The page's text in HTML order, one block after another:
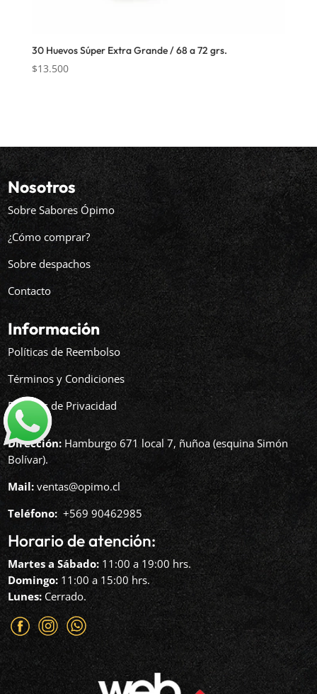
30 Huevos Súper Extra Grande / 68 a 72 grs.
$13.500
Nosotros
Sobre Sabores Ópimo
¿Cómo comprar?
Sobre despachos
Contacto
Información
Políticas de Reembolso
Términos y Condiciones
Políticas de Privacidad
Dirección: Hamburgo 671 local 7, ñuñoa (esquina Simón
Bolívar).
Mail: ventas@opimo.cl
Teléfono: ‪+569 90462985‬
Horario de atención:
Martes a Sábado: 11:00 a 19:00 hrs.
Domingo: 11:00 a 15:00 hrs.
Lunes: Cerrado.